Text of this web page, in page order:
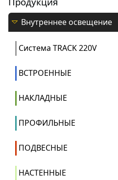
Внутреннее освещение
Система ТRACK 220V
ВСТРОЕННЫЕ
НАКЛАДНЫЕ
ПРОФИЛЬНЫЕ
ПОДВЕСНЫЕ
НАСТЕННЫЕ